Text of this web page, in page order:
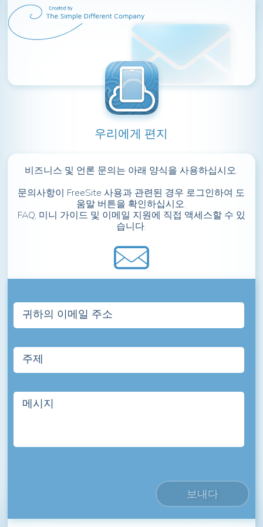
우리에게 편지
비즈니스 및 언론 문의는 아래 양식을 사용하십시오.
문의사항이 FreeSite 사용과 관련된 경우 로그인하여 도
움말 버튼을 확인하십시오.
FAQ, 미니 가이드 및 이메일 지원에 직접 액세스할 수 있
습니다.
귀하의 이메일 주소
주제
메시지
보내다